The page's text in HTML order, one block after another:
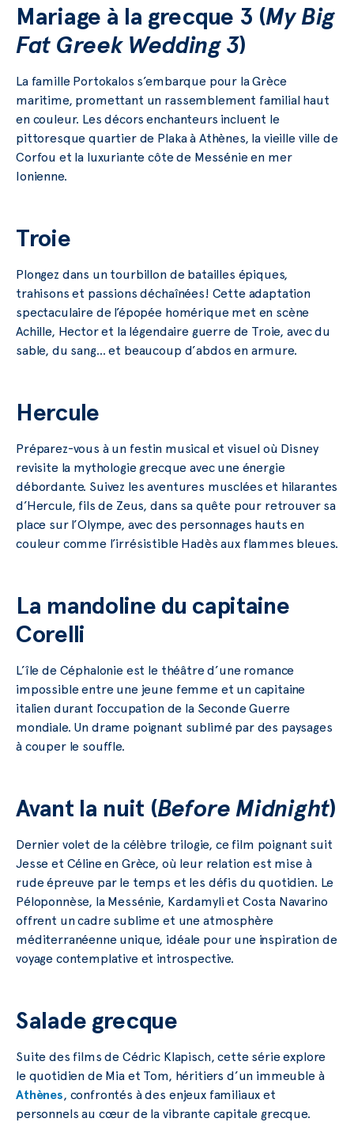
Mariage à la grecque 3 (My Big
Fat Greek Wedding 3)
La famille Portokalos s’embarque pour la Grèce
maritime, promettant un rassemblement familial haut
en couleur. Les décors enchanteurs incluent le
pittoresque quartier de Plaka à Athènes, la vieille ville de
Corfou et la luxuriante côte de Messénie en mer
Ionienne.
Troie
Plongez dans un tourbillon de batailles épiques,
trahisons et passions déchaînées! Cette adaptation
spectaculaire de l’épopée homérique met en scène
Achille, Hector et la légendaire guerre de Troie, avec du
sable, du sang… et beaucoup d’abdos en armure.
Hercule
Préparez-vous à un festin musical et visuel où Disney
revisite la mythologie grecque avec une énergie
débordante. Suivez les aventures musclées et hilarantes
d’Hercule, fils de Zeus, dans sa quête pour retrouver sa
place sur l’Olympe, avec des personnages hauts en
couleur comme l’irrésistible Hadès aux flammes bleues.
La mandoline du capitaine
Corelli
L’île de Céphalonie est le théâtre d’une romance
impossible entre une jeune femme et un capitaine
italien durant l’occupation de la Seconde Guerre
mondiale. Un drame poignant sublimé par des paysages
à couper le souffle.
Avant la nuit (Before Midnight)
Dernier volet de la célèbre trilogie, ce film poignant suit
Jesse et Céline en Grèce, où leur relation est mise à
rude épreuve par le temps et les défis du quotidien. Le
Péloponnèse, la Messénie, Kardamyli et Costa Navarino
offrent un cadre sublime et une atmosphère
méditerranéenne unique, idéale pour une inspiration de
voyage contemplative et introspective.
Salade grecque
Suite des films de Cédric Klapisch, cette série explore
le quotidien de Mia et Tom, héritiers d’un immeuble à
Athènes, confrontés à des enjeux familiaux et
personnels au cœur de la vibrante capitale grecque.